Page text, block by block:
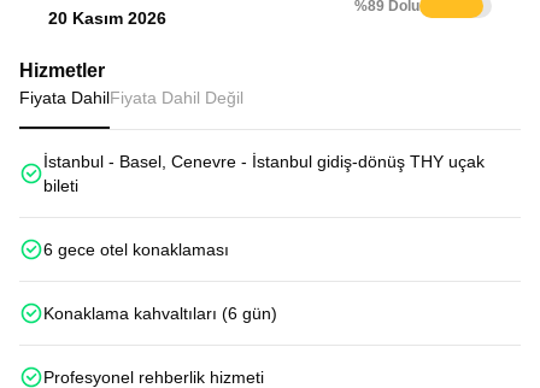
20 Kasım 2026
%89 Dolu
Hizmetler
Fiyata DahilFiyata Dahil Değil
İstanbul - Basel, Cenevre - İstanbul gidiş-dönüş THY uçak
bileti
6 gece otel konaklaması
Konaklama kahvaltıları (6 gün)
Profesyonel rehberlik hizmeti